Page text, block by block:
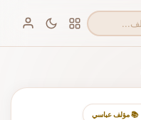
📚 مؤلف عباسي